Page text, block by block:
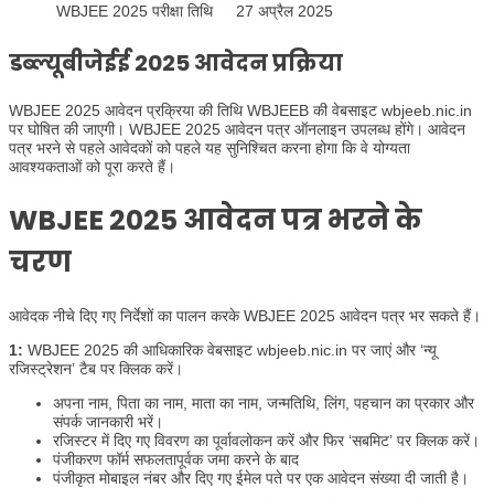
WBJEE 2025 परीक्षा तिथि
27 अप्रैल 2025
डब्ल्यूबीजेईई 2025 आवेदन प्रक्रिया
WBJEE 2025 आवेदन प्रक्रिया की तिथि WBJEEB की वेबसाइट wbjeeb.nic.in
पर घोषित की जाएगी। WBJEE 2025 आवेदन पत्र ऑनलाइन उपलब्ध होंगे। आवेदन
पत्र भरने से पहले आवेदकों को पहले यह सुनिश्चित करना होगा कि वे योग्यता
आवश्यकताओं को पूरा करते हैं।
WBJEE 2025 आवेदन पत्र भरने के
चरण
आवेदक नीचे दिए गए निर्देशों का पालन करके WBJEE 2025 आवेदन पत्र भर सकते हैं।
1: WBJEE 2025 की आधिकारिक वेबसाइट wbjeeb.nic.in पर जाएं और ‘न्यू
रजिस्ट्रेशन’ टैब पर क्लिक करें।
अपना नाम, पिता का नाम, माता का नाम, जन्मतिथि, लिंग, पहचान का प्रकार और
संपर्क जानकारी भरें।
रजिस्टर में दिए गए विवरण का पूर्वावलोकन करें और फिर ‘सबमिट’ पर क्लिक करें।
पंजीकरण फॉर्म सफलतापूर्वक जमा करने के बाद
पंजीकृत मोबाइल नंबर और दिए गए ईमेल पते पर एक आवेदन संख्या दी जाती है।